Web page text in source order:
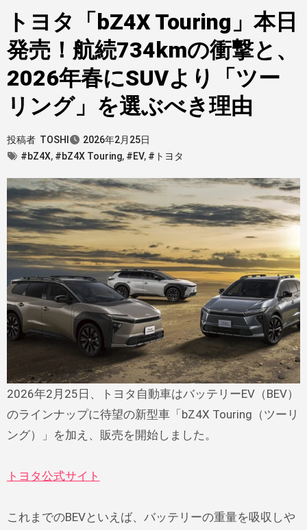
トヨタ「bZ4X Touring」本日
発売！航続734kmの衝撃と、
2026年春にSUVより「ツー
リング」を選ぶべき理由
投稿者 TOSHI
2026年2月25日
#bZ4X, #bZ4X Touring, #EV, #トヨタ
2026年2月25日、トヨタ自動車はバッテリーEV（BEV）
のラインナップに待望の新型車「bZ4X Touring（ツーリ
ング）」を加え、販売を開始しました。
トヨタ公式サイト
これまでのBEVといえば、バッテリーの重量を吸収しや